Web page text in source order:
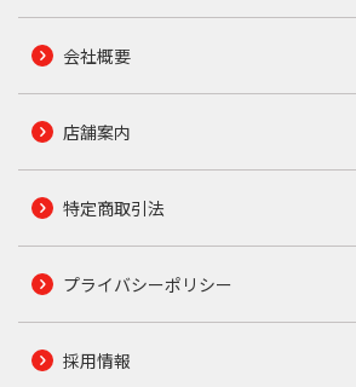
会社概要
店舗案内
特定商取引法
プライバシーポリシー
採用情報